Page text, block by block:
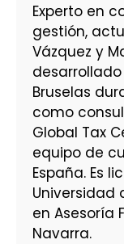
Experto en
gestión,
Vázquez y
Bruselas
como
Global Tax
equipo de
España. Es
Universidad
en Asesoría
Navarra.